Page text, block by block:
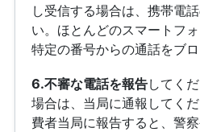
し受信する場合は、携帯電
い。ほとんどのスマートフ
特定の番号からの通話をブ
6.不審な電話を報告してく
場合は、当局に通報してく
費者当局に報告すると、警